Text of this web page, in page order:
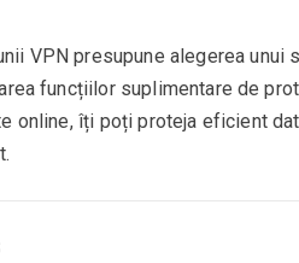
VPN presupune alegerea
funcțiilor suplimentare de
online, îți poți proteja eficient